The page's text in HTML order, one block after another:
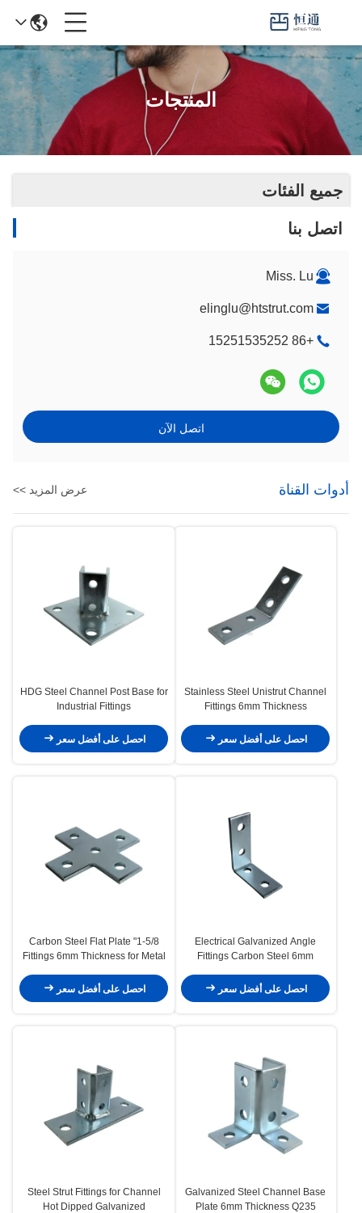
المنتجات
جميع الفئات
اتصل بنا
Miss. Lu
elinglu@htstrut.com
+86 15251535252
اتصل الآن
أدوات القناة عرض المزيد >>
Stainless Steel Unistrut Channel
Fittings 6mm Thickness
احصل على أفضل سعر
HDG Steel Channel Post Base for
Industrial Fittings
احصل على أفضل سعر
Electrical Galvanized Angle
Fittings Carbon Steel 6mm
احصل على أفضل سعر
1-5/8" Carbon Steel Flat Plate
Fittings 6mm Thickness for Metal
احصل على أفضل سعر
Galvanized Steel Channel Base
Plate 6mm Thickness Q235
Steel Strut Fittings for Channel
Hot Dipped Galvanized